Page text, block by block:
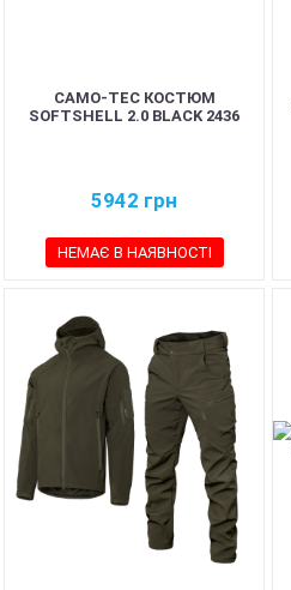
CAMO-TEC КОСТЮМ
SOFTSHELL 2.0 BLACK 2436
5942 грн
НЕМАЄ В НАЯВНОСТІ